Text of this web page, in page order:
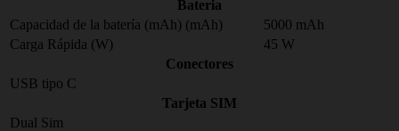
Bateria
Capacidad de la batería (mAh) (mAh)
5000 mAh
Carga Rápida (W)
45 W
Conectores
USB tipo C
Tarjeta SIM
Dual Sim